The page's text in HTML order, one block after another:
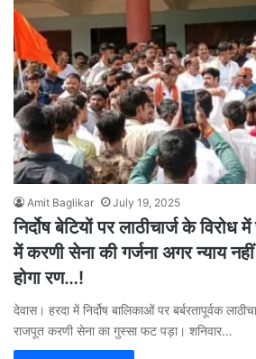
Amit Baglikar July 19, 2025
निर्दोष बेटियों पर लाठीचार्ज के
में करणी सेना की गर्जना अगर न्याय
होगा रण…!
देवास। हरदा में निर्दोष बालिकाओं पर बर्बरतापूर्वक
राजपूत करणी सेना का गुस्सा फट पड़ा। शनिवार…